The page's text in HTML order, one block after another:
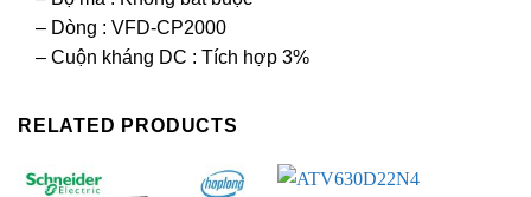
– Dòng : VFD-CP2000
– Cuộn kháng DC : Tích hợp 3%
RELATED PRODUCTS